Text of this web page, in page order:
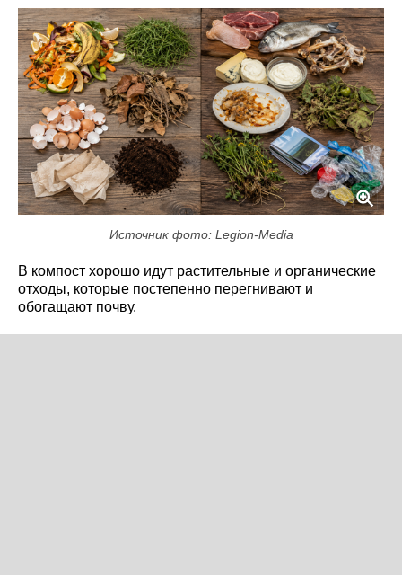
Источник фото: Legion-Media
В компост хорошо идут растительные и органические
отходы, которые постепенно перегнивают и
обогащают почву.